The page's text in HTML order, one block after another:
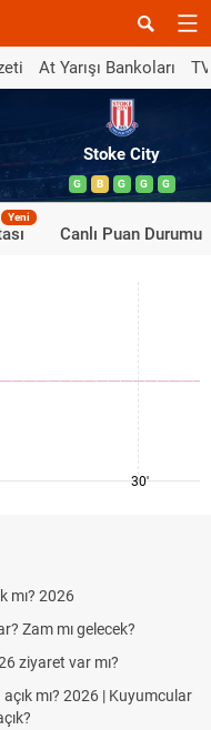
At Yarışı Bankoları
Stoke City
G B G G G
Yeni
Canlı Puan Durumu
30'
mı? 2026
Zam mı gelecek?
ziyaret var mı?
mı? 2026 | Kuyumcular